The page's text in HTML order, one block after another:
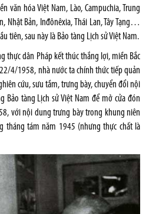
văn hóa Việt Nam, Lào, Campuchia, Trung
Nhật Bản, Inđônêxia, Thái Lan, Tây Tạng…
tiên, sau này là Bảo tàng Lịch sử Việt Nam.
thực dân Pháp kết thúc thắng lợi, miền Bắc
4/1958, nhà nước ta chính thức tiếp quản
cứu, sưu tầm, trưng bày, chuyển đổi nội
Bảo tàng Lịch sử Việt Nam để mở cửa đón
với nội dung trưng bày trong khung niên
tháng tám năm 1945 (nhưng thực chất là